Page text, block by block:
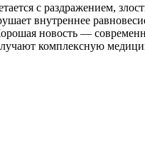
с раздражением,
внутреннее
новость —
комплексную